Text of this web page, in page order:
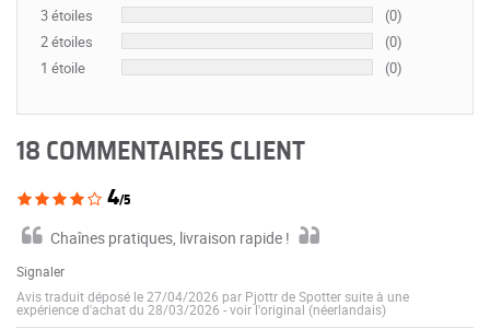
3 étoiles
(0)
2 étoiles
(0)
1 étoile
(0)
18 COMMENTAIRES CLIENT
4/5
Chaînes pratiques, livraison rapide !
Signaler
Avis traduit déposé le 27/04/2026 par Pjottr de Spotter suite à une
expérience d'achat du 28/03/2026 -voir l'original (néerlandais)